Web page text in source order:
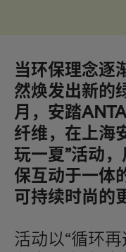
当环保理念逐
然焕发出新的
月，安踏
纤维，在上海
玩一夏”活动
保互动于一体
可持续时尚的
活动以“循环再